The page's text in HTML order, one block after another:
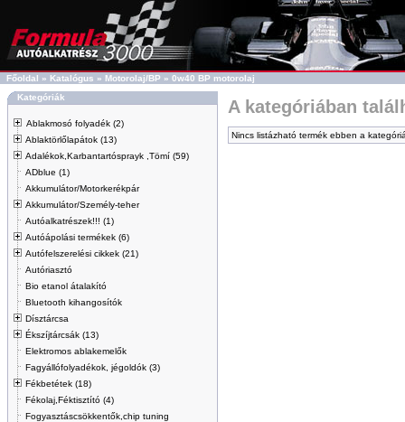
Főoldal » Katalógus » Motorolaj/BP » 0w40 BP motorolaj
Kategóriák
Ablakmosó folyadék (2)
Ablaktörlőlapátok (13)
Adalékok,Karbantartósprayk ,Tömí (59)
ADblue (1)
Akkumulátor/Motorkerékpár
Akkumulátor/Személy-teher
Autóalkatrészek!!! (1)
Autóápolási termékek (6)
Autófelszerelési cikkek (21)
Autóriasztó
Bio etanol átalakító
Bluetooth kihangosítók
Dísztárcsa
Ékszíjtárcsák (13)
Elektromos ablakemelők
Fagyállófolyadékok, jégoldók (3)
Fékbetétek (18)
Fékolaj,Féktisztító (4)
Fogyasztáscsökkentők,chip tuning
A kategóriában
Nincs listázható termék ebben a